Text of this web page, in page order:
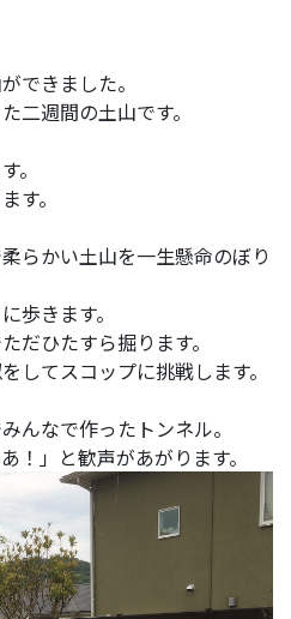
できました。
二週間の土山です。
。
す。
らかい土山を一生懸命のぼり
歩きます。
だひたすら掘ります。
してスコップに挑戦します。
んなで作ったトンネル。
！」と歓声があがります。